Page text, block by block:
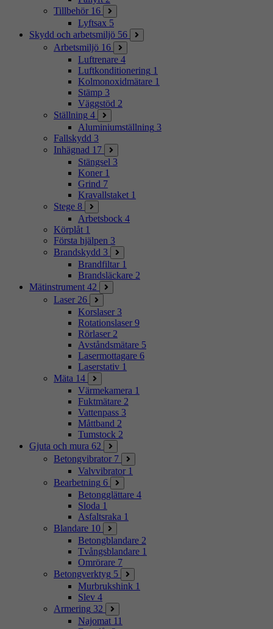
Tillbehör 16
Lyftsax 5
Skydd och arbetsmiljö 56
Arbetsmiljö 16
Luftrenare 4
Luftkonditionering 1
Kolmonoxidmätare 1
Stämp 3
Väggstöd 2
Ställning 4
Aluminiumställning 3
Fallskydd 3
Inhägnad 17
Stängsel 3
Koner 1
Grind 7
Kravallstaket 1
Stege 8
Arbetsbock 4
Körplåt 1
Första hjälpen 3
Brandskydd 3
Brandfiltar 1
Brandsläckare 2
Mätinstrument 42
Laser 26
Korslaser 3
Rotationslaser 9
Rörlaser 2
Avståndsmätare 5
Lasermottagare 6
Laserstativ 1
Mäta 14
Värmekamera 1
Fuktmätare 2
Vattenpass 3
Måttband 2
Tumstock 2
Gjuta och mura 62
Betongvibrator 7
Valvvibrator 1
Bearbetning 6
Betongglättare 4
Sloda 1
Asfaltsraka 1
Blandare 10
Betongblandare 2
Tvångsblandare 1
Omrörare 7
Betongverktyg 5
Murbrukshink 1
Slev 4
Armering 32
Najomat 11